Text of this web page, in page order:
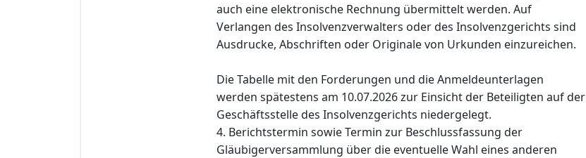
auch eine elektronische Rechnung übermittelt werden. Auf
Verlangen des Insolvenzverwalters oder des Insolvenzgerichts sind
Ausdrucke, Abschriften oder Originale von Urkunden einzureichen.
Die Tabelle mit den Forderungen und die Anmeldeunterlagen
werden spätestens am 10.07.2026 zur Einsicht der Beteiligten auf der
Geschäftsstelle des Insolvenzgerichts niedergelegt.
4. Berichtstermin sowie Termin zur Beschlussfassung der
Gläubigerversammlung über die eventuelle Wahl eines anderen